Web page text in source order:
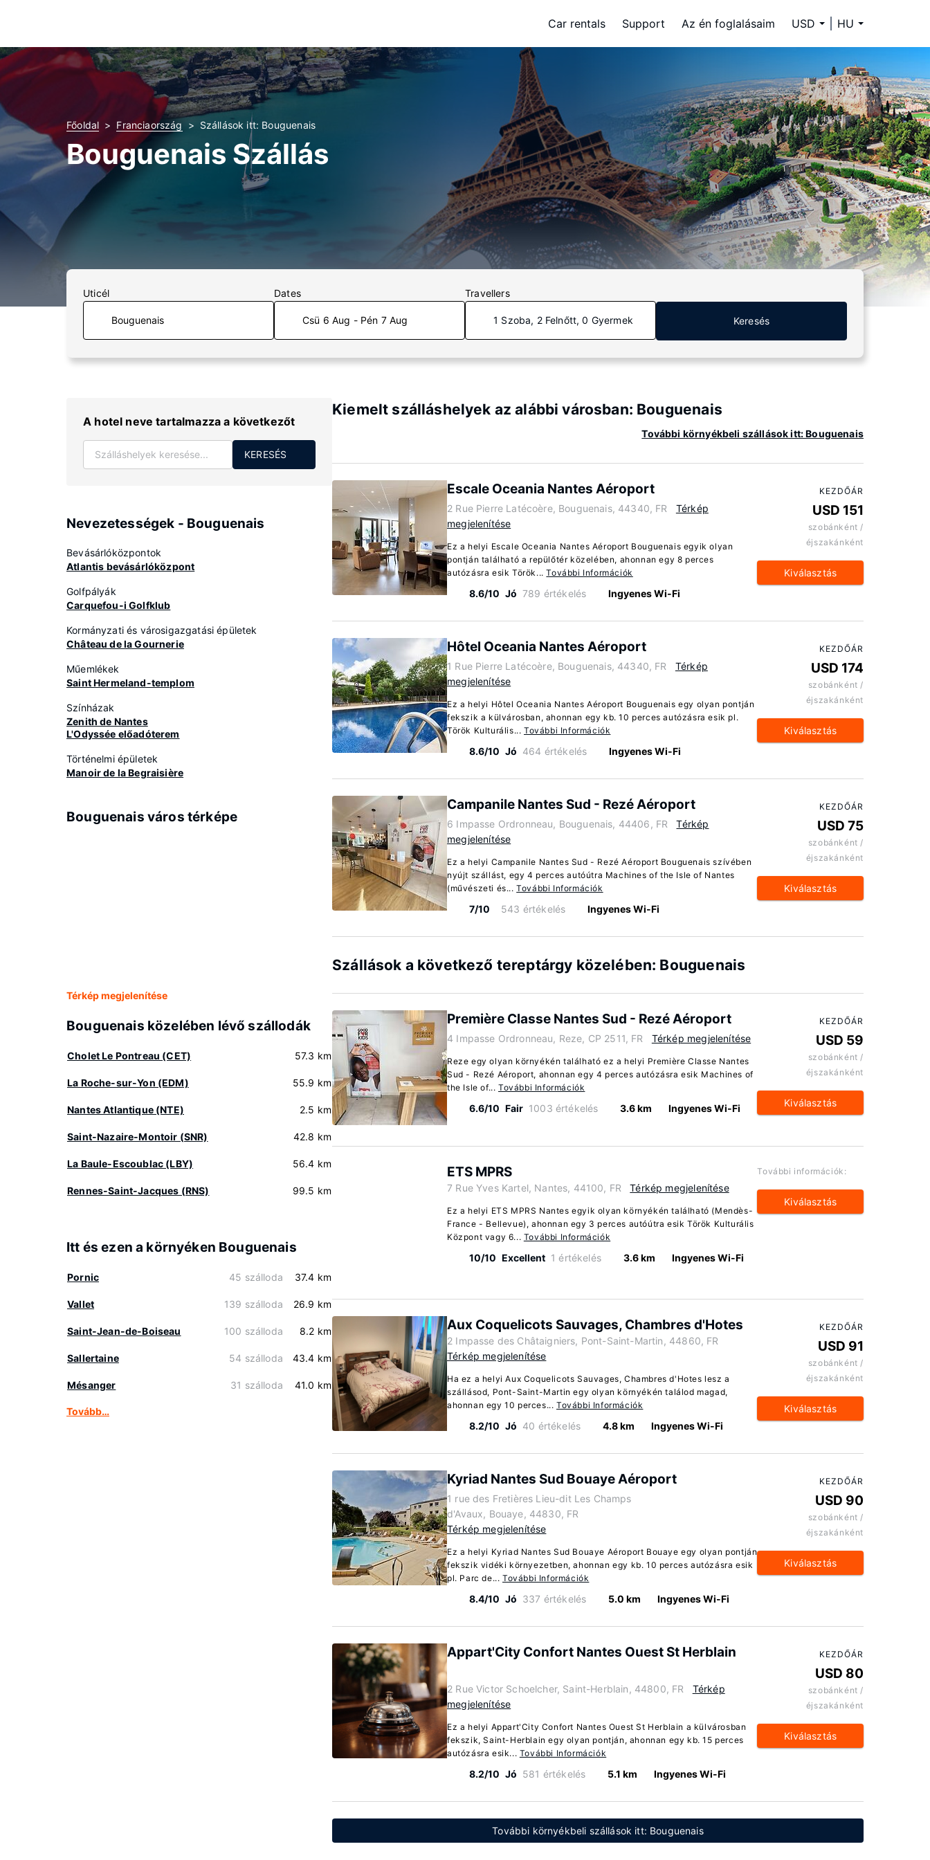
Car rentals Support Az én foglalásaim USD HU
Főoldal Franciaország Szállások itt: Bouguenais
Bouguenais Szállás
Uticél Dates
Csü 6 Aug - Pén 7 Aug
Travellers
1 Szoba, 2 Felnőtt, 0 Gyermek Keresés
A hotel neve tartalmazza a következőt
KERESÉS
Nevezetességek - Bouguenais
Bevásárlóközpontok
Atlantis bevásárlóközpont
Golfpályák
Carquefou-i Golfklub
Kormányzati és városigazgatási épületek
Château de la Gournerie
Műemlékek
Saint Hermeland-templom
Színházak
Zenith de Nantes
L'Odyssée előadóterem
Történelmi épületek
Manoir de la Begraisière
Bouguenais város térképe
Térkép megjelenítése
Bouguenais közelében lévő szállodák
Cholet Le Pontreau (CET) 57.3 km
La Roche-sur-Yon (EDM) 55.9 km
Nantes Atlantique (NTE) 2.5 km
Saint-Nazaire-Montoir (SNR) 42.8 km
La Baule-Escoublac (LBY) 56.4 km
Rennes-Saint-Jacques (RNS) 99.5 km
Itt és ezen a környéken Bouguenais
Pornic 45 szálloda 37.4 km
Vallet 139 szálloda 26.9 km
Saint-Jean-de-Boiseau 100 szálloda 8.2 km
Sallertaine 54 szálloda 43.4 km
Mésanger 31 szálloda 41.0 km
Tovább…
Kiemelt szálláshelyek az alábbi városban: Bouguenais
További környékbeli szállások itt: Bouguenais
Escale Oceania Nantes Aéroport
2 Rue Pierre Latécoère, Bouguenais, 44340, FR
Térkép
megjelenítése
Ez a helyi Escale Oceania Nantes Aéroport Bouguenais egyik olyan
pontján található a repülőtér közelében, ahonnan egy 8 perces
autózásra esik Török...További Információk
8.6/10 Jó 789 értékelés Ingyenes Wi-Fi
KEZDŐÁR
USD 151
szobánként /
éjszakánként
Kiválasztás
Hôtel Oceania Nantes Aéroport
1 Rue Pierre Latécoère, Bouguenais, 44340, FR
Térkép
megjelenítése
Ez a helyi Hôtel Oceania Nantes Aéroport Bouguenais egy olyan pontján
fekszik a külvárosban, ahonnan egy kb. 10 perces autózásra esik pl.
Török Kulturális... További Információk
8.6/10 Jó 464 értékelés Ingyenes Wi-Fi
KEZDŐÁR
USD 174
szobánként /
éjszakánként
Kiválasztás
Campanile Nantes Sud - Rezé Aéroport
6 Impasse Ordronneau, Bouguenais, 44406, FR
Térkép
megjelenítése
Ez a helyi Campanile Nantes Sud - Rezé Aéroport Bouguenais szívében
nyújt szállást, egy 4 perces autóútra Machines of the Isle of Nantes
(művészeti és...További Információk
7/10 543 értékelés Ingyenes Wi-Fi
KEZDŐÁR
USD 75
szobánként /
éjszakánként
Kiválasztás
Szállások a következő tereptárgy közelében: Bouguenais
Première Classe Nantes Sud - Rezé Aéroport
4 Impasse Ordronneau, Reze, CP 2511, FR Térkép megjelenítése
Reze egy olyan környékén található ez a helyi Première Classe Nantes
Sud - Rezé Aéroport, ahonnan egy 4 perces autózásra esik Machines of
the Isle of... További Információk
6.6/10 Fair 1003 értékelés 3.6 km Ingyenes Wi-Fi
KEZDŐÁR
USD 59
szobánként /
éjszakánként
Kiválasztás
ETS MPRS
7 Rue Yves Kartel, Nantes, 44100, FR Térkép megjelenítése
Ez a helyi ETS MPRS Nantes egyik olyan környékén található (Mendès-
France - Bellevue), ahonnan egy 3 perces autóútra esik Török Kulturális
Központ vagy 6... További Információk
10/10 Excellent 1 értékelés 3.6 km Ingyenes Wi-Fi
További információk:
Kiválasztás
Aux Coquelicots Sauvages, Chambres d'Hotes
2 Impasse des Châtaigniers, Pont-Saint-Martin, 44860, FR
Térkép megjelenítése
Ha ez a helyi Aux Coquelicots Sauvages, Chambres d'Hotes lesz a
szállásod, Pont-Saint-Martin egy olyan környékén találod magad,
ahonnan egy 10 perces...További Információk
8.2/10 Jó 40 értékelés 4.8 km Ingyenes Wi-Fi
KEZDŐÁR
USD 91
szobánként /
éjszakánként
Kiválasztás
Kyriad Nantes Sud Bouaye Aéroport
1 rue des Fretières Lieu-dit Les Champs
d'Avaux, Bouaye, 44830, FR
Térkép megjelenítése
Ez a helyi Kyriad Nantes Sud Bouaye Aéroport Bouaye egy olyan pontján
fekszik vidéki környezetben, ahonnan egy kb. 10 perces autózásra esik
pl. Parc de... További Információk
8.4/10 Jó 337 értékelés 5.0 km Ingyenes Wi-Fi
KEZDŐÁR
USD 90
szobánként /
éjszakánként
Kiválasztás
Appart'City Confort Nantes Ouest St Herblain
2 Rue Victor Schoelcher, Saint-Herblain, 44800, FR
Térkép
megjelenítése
Ez a helyi Appart'City Confort Nantes Ouest St Herblain a külvárosban
fekszik, Saint-Herblain egy olyan pontján, ahonnan egy kb. 15 perces
autózásra esik... További Információk
8.2/10 Jó 581 értékelés 5.1 km Ingyenes Wi-Fi
KEZDŐÁR
USD 80
szobánként /
éjszakánként
Kiválasztás
További környékbeli szállások itt: Bouguenais